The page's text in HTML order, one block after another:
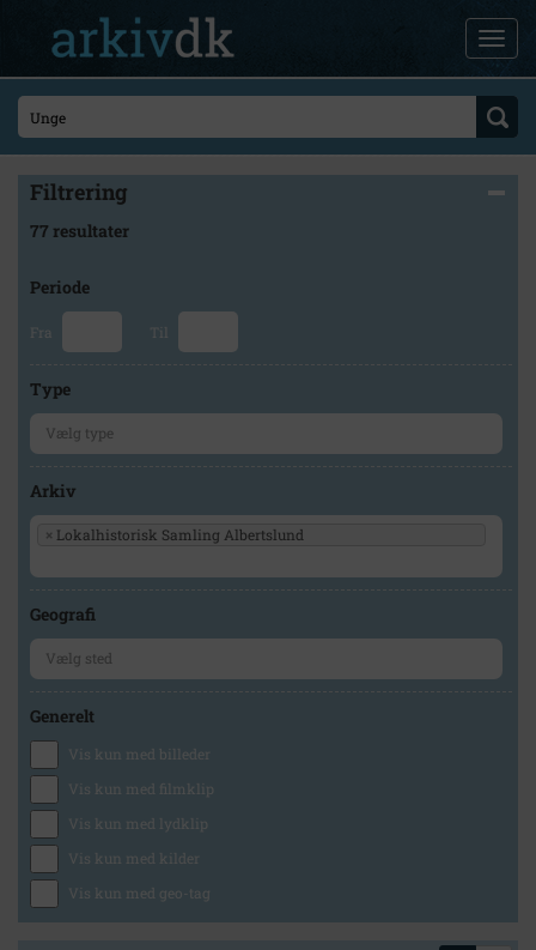
Filtrering
77 resultater
Periode
Fra Til
Type
Arkiv
× Lokalhistorisk Samling Albertslund
Geografi
Generelt
Vis kun med billeder
Vis kun med filmklip
Vis kun med lydklip
Vis kun med kilder
Vis kun med geo-tag